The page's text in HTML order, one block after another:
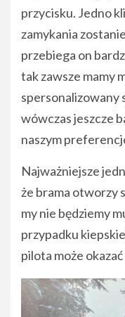
przycisku. Jedno
zamykania
przebiega on
tak zawsze mamy
spersonalizowany
wówczas jeszcze
naszym
Najważniejsze
że brama otworzy
my nie będziemy
przypadku
pilota może